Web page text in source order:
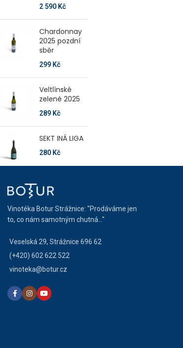
2 590 Kč
Chardonnay
2025 pozdní
sběr
299 Kč
Veltlínské
zelené 2025
289 Kč
SEKT INÁ LIGA
280 Kč
Vinotéka Botur Strážnice: "Prodáváme jen
to, co nám samotným chutná..."
Veselská 29, Strážnice 696 62
(+420) 602 622 522
vinoteka@botur.cz